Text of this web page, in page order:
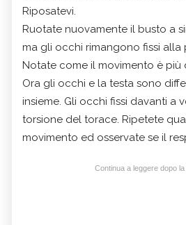
Riposatevi.
Ruotate nuovamente il busto a
ma gli occhi rimangono fissi alla
Notate come il movimento è più
Ora gli occhi e la testa sono
insieme. Gli occhi fissi davanti a
torsione del torace. Ripetete
movimento ed osservate se il
Continua a leggere dopo la